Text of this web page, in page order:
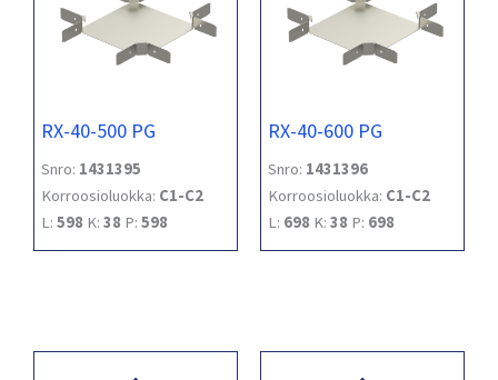
RX-40-500 PG
Snro: 1431395
Korroosioluokka: C1-C2
L: 598 K: 38 P: 598
RX-40-600 PG
Snro: 1431396
Korroosioluokka: C1-C2
L: 698 K: 38 P: 698